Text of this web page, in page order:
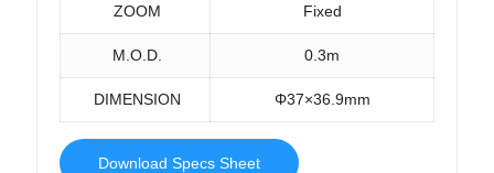
ZOOM Fixed
M.O.D. 0.3m
DIMENSION Φ37×36.9mm
Download Specs Sheet